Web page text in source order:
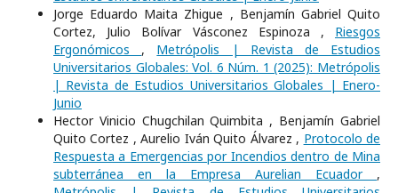
Jorge Eduardo Maita Zhigue , Benjamín Gabriel Quito
Cortez, Julio Bolívar Vásconez Espinoza , Riesgos
Ergonómicos , Metrópolis | Revista de Estudios
Universitarios Globales: Vol. 6 Núm. 1 (2025): Metrópolis
| Revista de Estudios Universitarios Globales | Enero-
Junio
Hector Vinicio Chugchilan Quimbita , Benjamín Gabriel
Quito Cortez , Aurelio Iván Quito Álvarez , Protocolo de
Respuesta a Emergencias por Incendios dentro de Mina
subterránea en la Empresa Aurelian Ecuador ,